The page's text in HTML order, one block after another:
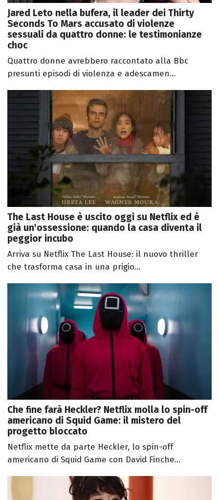
Jared Leto nella bufera, il leader dei Thirty
Seconds To Mars accusato di violenze
sessuali da quattro donne: le testimonianze
choc
Quattro donne avrebbero raccontato alla Bbc
presunti episodi di violenza e adescamen...
The Last House è uscito oggi su Netflix ed è
già un'ossessione: quando la casa diventa il
peggior incubo
Arriva su Netflix The Last House: il nuovo thriller
che trasforma casa in una prigio...
Che fine farà Heckler? Netflix molla lo spin-off
americano di Squid Game: il mistero del
progetto bloccato
Netflix mette da parte Heckler, lo spin-off
americano di Squid Game con David Finche...